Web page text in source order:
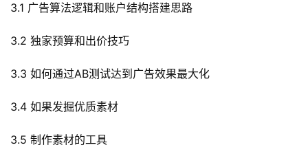
3.1 广告算法逻辑和账户结构搭建思路
3.2 独家预算和出价技巧
3.3 如何通过AB测试达到广告效果最大化
3.4 如果发掘优质素材
3.5 制作素材的工具